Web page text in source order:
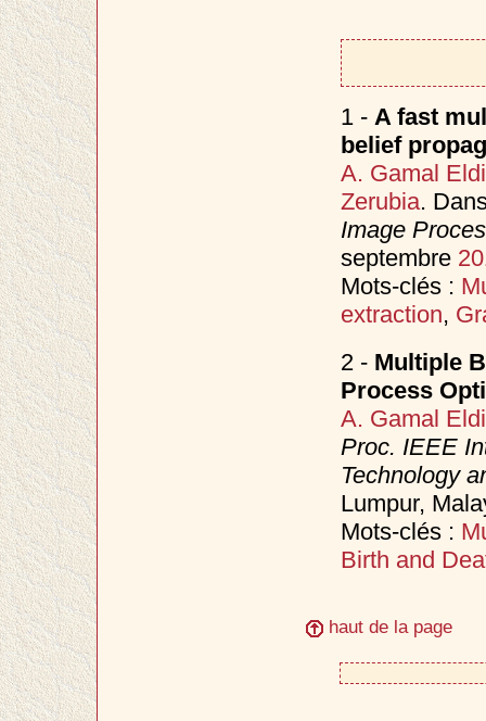
1 - A fast
belief
A. Gamal
Zerubia.
Image
septembre
Mots-clés :
extraction,
2 - Multiple
Process
A. Gamal
Proc. IEEE
Technology
Lumpur,
Mots-clés :
Birth and
haut de la page